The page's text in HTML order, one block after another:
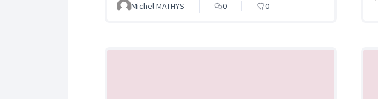
Michel MATHYS 0 0